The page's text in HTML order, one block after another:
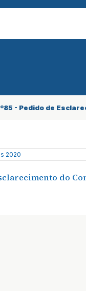
- Pedido de
2020
do